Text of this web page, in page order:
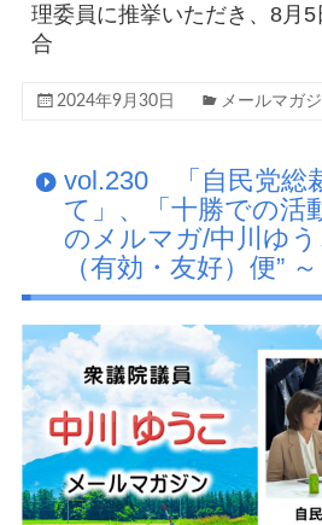
理委員に推挙いただき、8月
合
2024年9月30日 メールマガ
vol.230 「自民党総
て」、「十勝での活
のメルマガ/中川ゆう
（有効・友好）便” ～